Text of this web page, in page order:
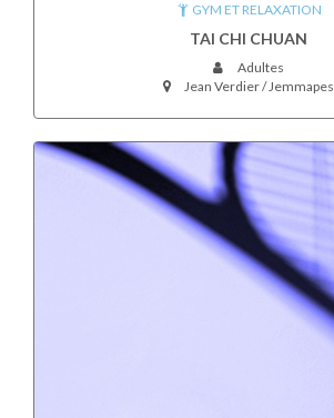
GYM ET RELAXATION
TAI CHI CHUAN
Adultes
Jean Verdier / Jemmapes